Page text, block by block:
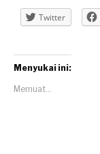
Twitter
Menyukai ini:
Memuat...